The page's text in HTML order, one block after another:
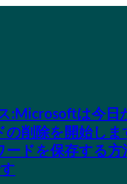
:Microsoftは今日
の削除を開始しま
ードを保存する方